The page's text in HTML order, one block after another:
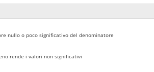
nullo o poco significativo del denominatore
rende i valori non significativi